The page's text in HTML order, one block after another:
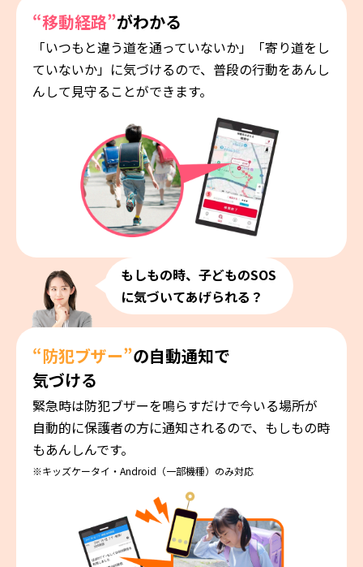
“移動経路”がわかる
「いつもと違う道を通っていないか」「寄り道をし
ていないか」に気づけるので、普段の行動をあんし
んして見守ることができます。
もしもの時、子どものSOS
に気づいてあげられる？
“防犯ブザー”の自動通知で
気づける
緊急時は防犯ブザーを鳴らすだけで今いる場所が
自動的に保護者の方に通知されるので、もしもの時
もあんしんです。
※キッズケータイ・Android（一部機種）のみ対応